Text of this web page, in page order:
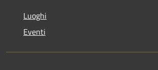
Luoghi
Eventi